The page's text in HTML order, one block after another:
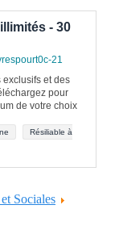
- 30
21
exclusifs et des
pour
de votre choix
Résiliable à
Sociales